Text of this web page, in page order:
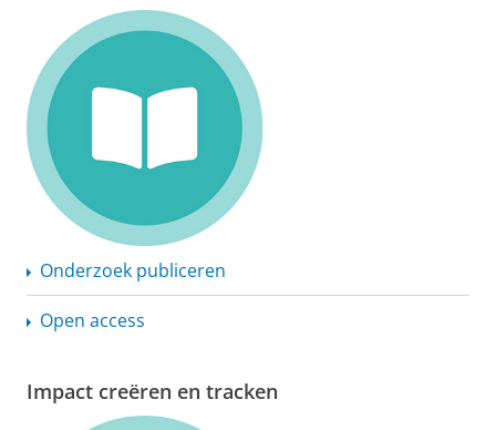
Onderzoek publiceren
Open access
Impact creëren en tracken